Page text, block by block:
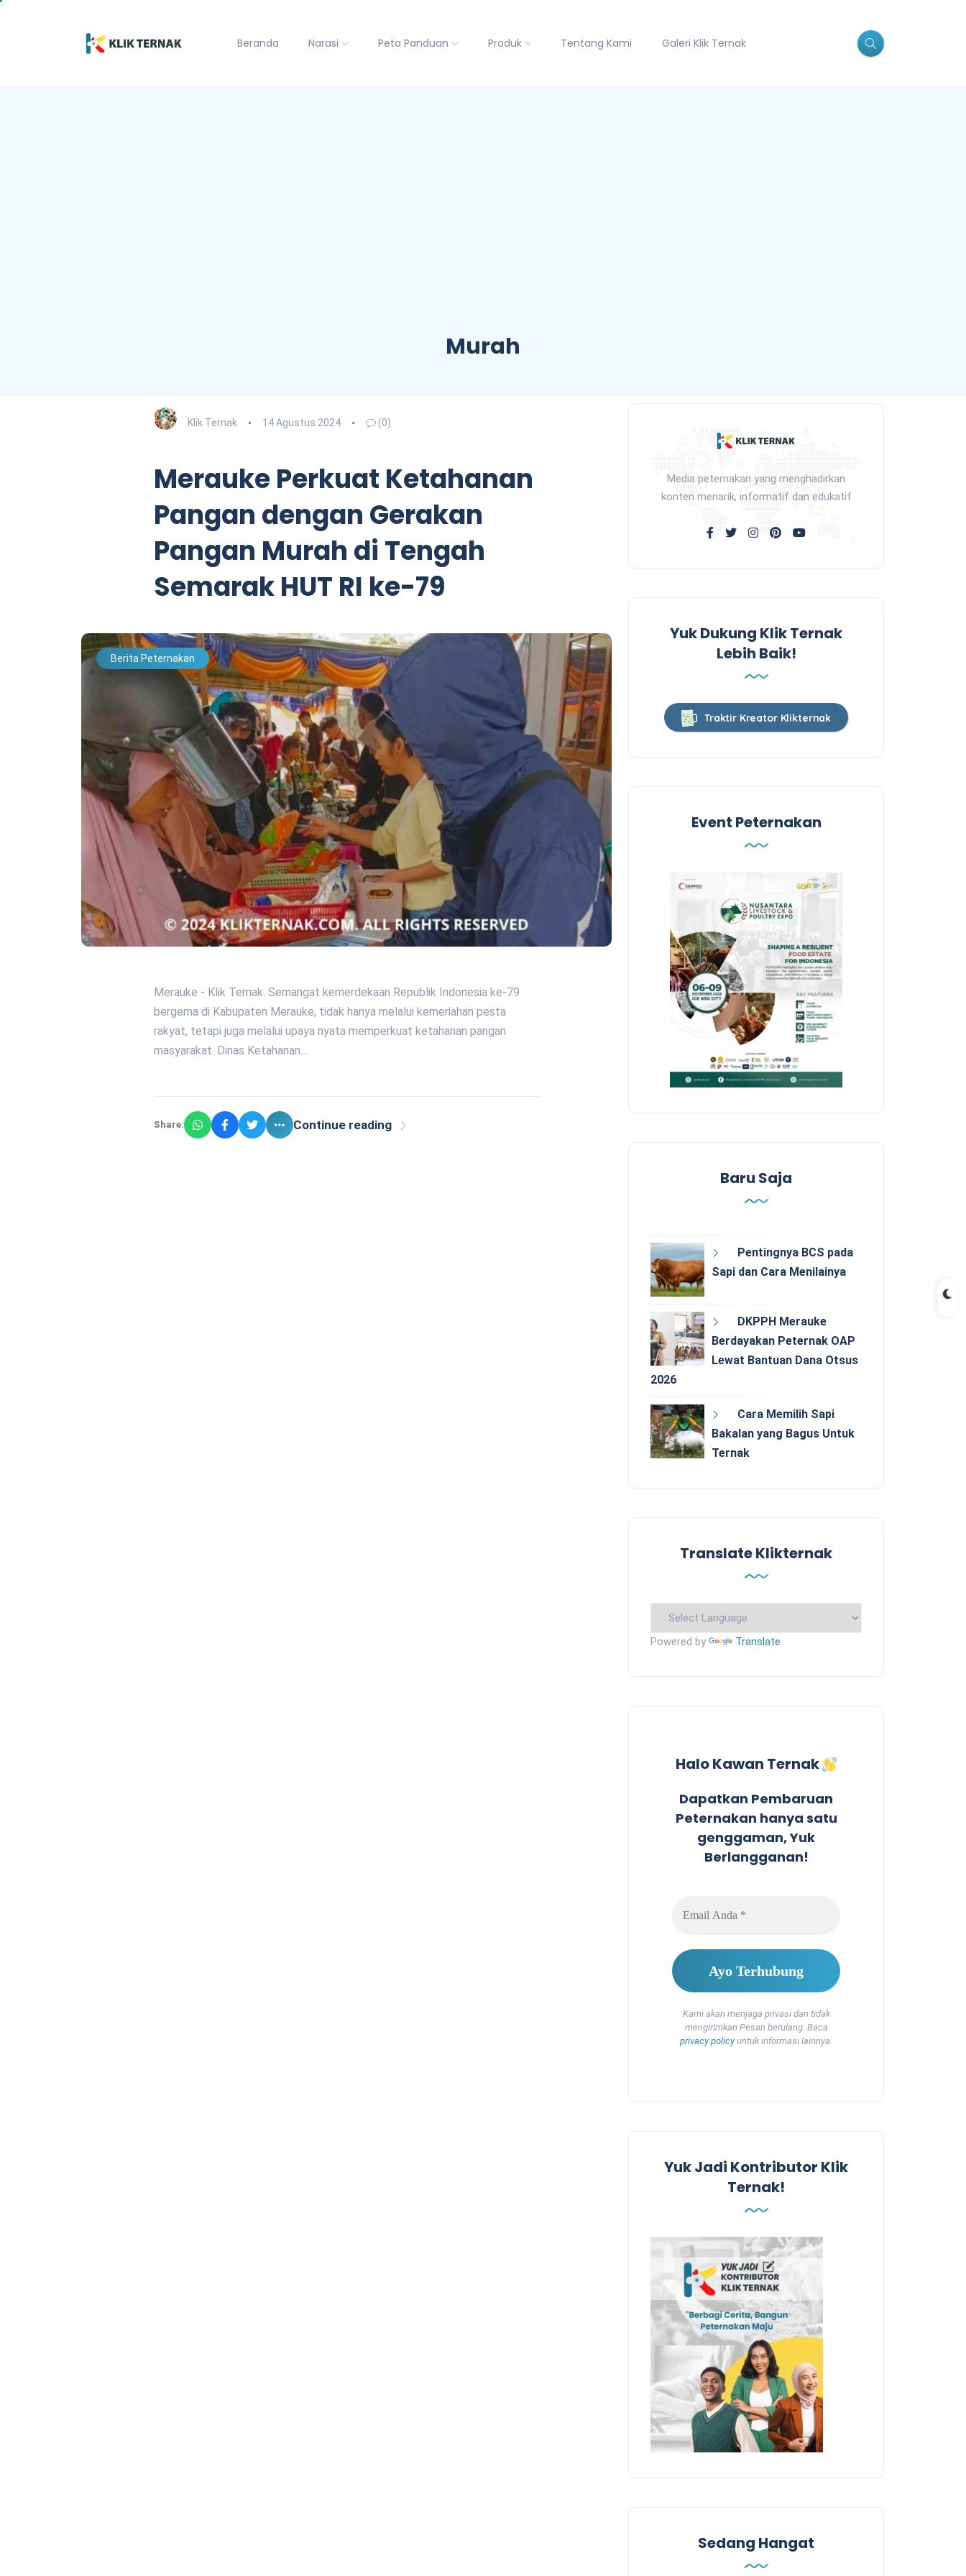
Beranda Narasi Peta Panduan Produk Tentang Kami Galeri Klik Ternak
Murah
Klik Ternak 14 Agustus 2024 (0)
Merauke Perkuat Ketahanan
Pangan dengan Gerakan
Pangan Murah di Tengah
Semarak HUT RI ke-79
Berita Peternakan
Merauke - Klik Ternak. Semangat kemerdekaan Republik Indonesia ke-79
bergema di Kabupaten Merauke, tidak hanya melalui kemeriahan pesta
rakyat, tetapi juga melalui upaya nyata memperkuat ketahanan pangan
masyarakat. Dinas Ketahanan…
Share: Continue reading
Media peternakan yang menghadirkan
konten menarik, informatif dan edukatif
Yuk Dukung Klik Ternak
Lebih Baik!
Traktir Kreator Klikternak
Event Peternakan
Baru Saja
Pentingnya BCS pada
Sapi dan Cara Menilainya
DKPPH Merauke
Berdayakan Peternak OAP
Lewat Bantuan Dana Otsus
2026
Cara Memilih Sapi
Bakalan yang Bagus Untuk
Ternak
Translate Klikternak
Powered by Translate
Halo Kawan Ternak
Dapatkan Pembaruan
Peternakan hanya satu
genggaman, Yuk
Berlangganan!
Kami akan menjaga privasi dan tidak
mengirimkan Pesan berulang. Baca
privacy policyuntuk informasi lainnya.
Yuk Jadi Kontributor Klik
Ternak!
Sedang Hangat